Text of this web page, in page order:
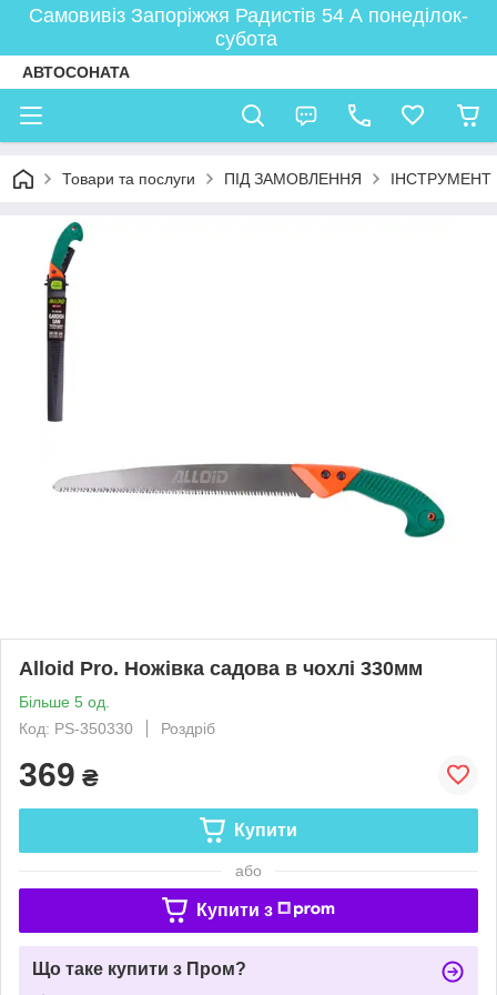
Самовивіз Запоріжжя Радистів 54 А понеділок-
субота
АВТОСОНАТА
Товари та послуги ПІД ЗАМОВЛЕННЯ ІНСТРУМЕНТ
Alloid Pro. Ножівка садова в чохлі 330мм
Більше 5 од.
Код: PS-350330
Роздріб
369 ₴
Купити
або
Купити з
Що таке купити з Пром?